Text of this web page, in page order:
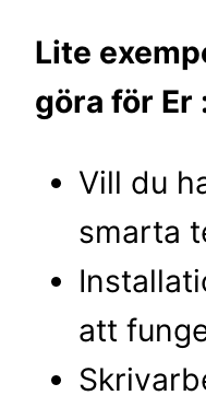
Lite
göra för Er
Vill du
smarta
att